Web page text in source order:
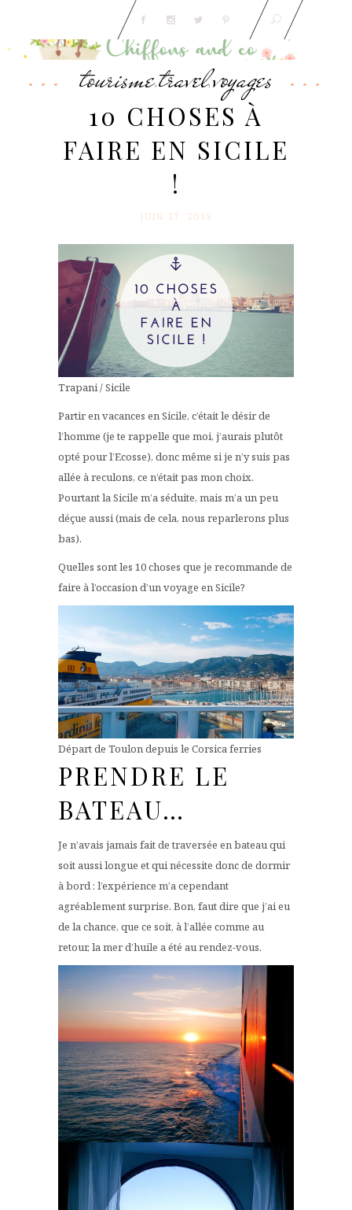
tourisme,travel,voyages
10 CHOSES À
FAIRE EN SICILE
!
JUIN 17. 2019
Trapani / Sicile
Partir en vacances en Sicile, c’était le désir de
l’homme (je te rappelle que moi, j’aurais plutôt
opté pour l’Ecosse), donc même si je n’y suis pas
allée à reculons, ce n’était pas mon choix.
Pourtant la Sicile m’a séduite, mais m’a un peu
déçue aussi (mais de cela, nous reparlerons plus
bas).
Quelles sont les 10 choses que je recommande de
faire à l’occasion d’un voyage en Sicile?
Départ de Toulon depuis le Corsica ferries
PRENDRE LE
BATEAU…
Je n’avais jamais fait de traversée en bateau qui
soit aussi longue et qui nécessite donc de dormir
à bord : l’expérience m’a cependant
agréablement surprise. Bon, faut dire que j’ai eu
de la chance, que ce soit, à l’allée comme au
retour, la mer d’huile a été au rendez-vous.